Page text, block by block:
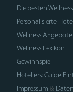
Die besten
Personalisierte
Wellness Angebote
Wellness Lexikon
Gewinnspiel
Hoteliers: Guide
Impressum &